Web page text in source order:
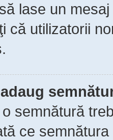
lase un
că utilizatorii
semnătură
ce